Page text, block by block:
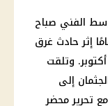
الفني صباح
الجمعة، بعد رحيله عن عمر ناهز 50 عامًا إثر حادث غرق
داخل حمام سباحة بنادٍ شهير في مدينة 6 أكتوبر. وتلقت
إلى
تحرير محضر